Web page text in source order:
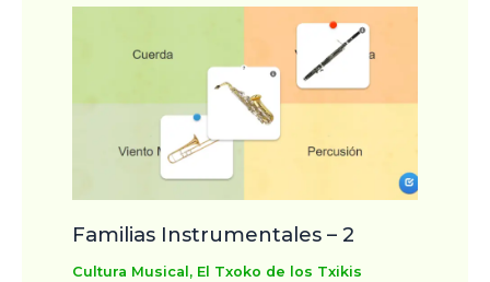
Familias Instrumentales – 2
Cultura Musical , El Txoko de los Txikis